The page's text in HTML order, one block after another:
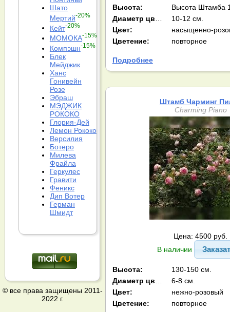
Высота:
Высота Штамба
Диаметр цв-ка:
10-12 см.
Цвет:
Цветение:
повторное
Подробнее
Штамб Чарминг
Charming Piano
Цена: 4500 руб.
В наличии
Высота:
130-150 см.
6-8 см.
Цвет:
нежно-розовый
Цветение:
повторное
Шато
Мертий-20%
Кейт-20%
МОМОКА-15%
Компэшн-15%
Блек
Мейджик
Ханс
Гонивейн
Розе
Эбраш
МЭДЖИК
РОКОКО
Глория-Дей
Лемон Рококо
Версилия
Ботеро
Милева
Фрайла
Геркулес
Гравити
Феникс
Дип Вотер
Герман
Шмидт
© все права защищены 2011-
2022 г.